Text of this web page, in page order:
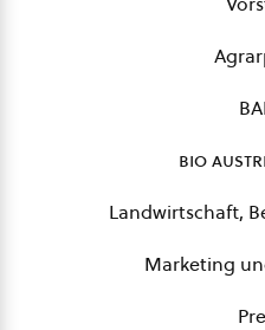
bio
Landwirtschaft,
Marketing